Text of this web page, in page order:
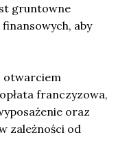
gruntowne
aby
otwarciem
franczyzowa,
oraz
zależności od